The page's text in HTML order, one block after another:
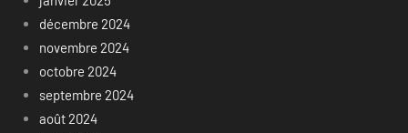
décembre 2024
novembre 2024
octobre 2024
septembre 2024
août 2024